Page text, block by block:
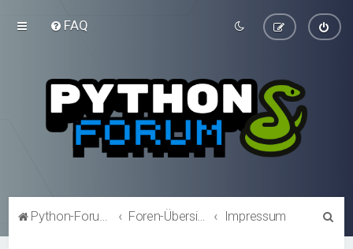
FAQ
Python-Forum.de Foren-Übersicht Impressum